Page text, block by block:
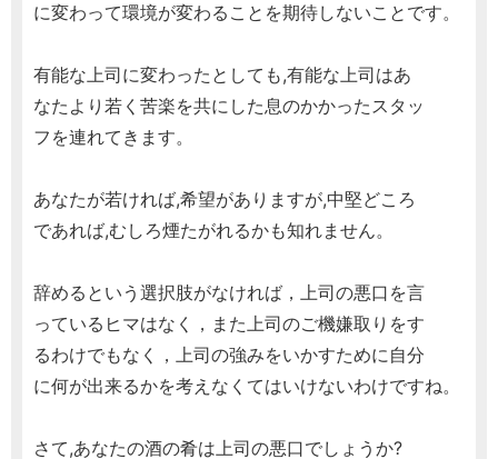
に変わって環境が変わることを期待しないことです。
有能な上司に変わったとしても,有能な上司はあ
なたより若く苦楽を共にした息のかかったスタッ
フを連れてきます。
あなたが若ければ,希望がありますが,中堅どころ
であれば,むしろ煙たがれるかも知れません。
辞めるという選択肢がなければ，上司の悪口を言
っているヒマはなく，また上司のご機嫌取りをす
るわけでもなく，上司の強みをいかすために自分
に何が出来るかを考えなくてはいけないわけですね。
さて,あなたの酒の肴は上司の悪口でしょうか?